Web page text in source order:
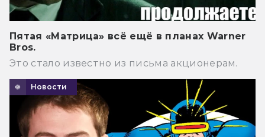
Пятая «Матрица» всё ещё в планах Warner
Bros.
Это стало известно из письма акционерам.
Новости